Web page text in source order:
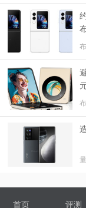
首页 评测